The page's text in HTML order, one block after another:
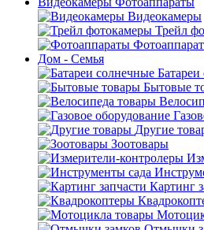
Видеокамеры
Трейл
Дом - Семья
Бытовые
Другие
Зоотовары
Картинг